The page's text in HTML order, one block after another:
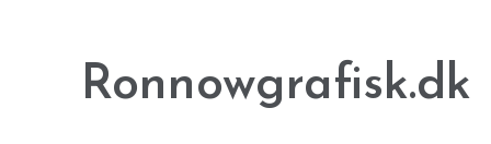
Ronnowgrafisk.dk